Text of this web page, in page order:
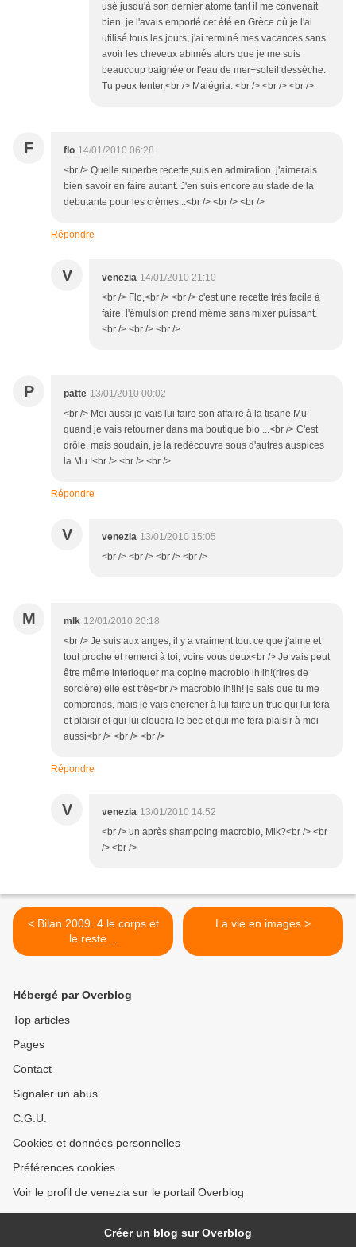
usé jusqu'à son dernier atome tant il me convenait
bien. je l'avais emporté cet été en Grèce où je l'ai
utilisé tous les jours; j'ai terminé mes vacances sans
avoir les cheveux abimés alors que je me suis
beaucoup baignée or l'eau de mer+soleil dessèche.
Tu peux tenter,<br /> Malégria. <br /> <br /> <br />
F flo 14/01/2010 06:28
<br /> Quelle superbe recette,suis en admiration. j'aimerais
bien savoir en faire autant. J'en suis encore au stade de la
debutante pour les crèmes...<br /> <br /> <br />
Répondre
V venezia 14/01/2010 21:10
<br /> Flo,<br /> <br /> c'est une recette très facile à
faire, l'émulsion prend même sans mixer puissant.
<br /> <br /> <br />
P patte 13/01/2010 00:02
<br /> Moi aussi je vais lui faire son affaire à la tisane Mu
quand je vais retourner dans ma boutique bio ...<br /> C'est
drôle, mais soudain, je la redécouvre sous d'autres auspices
la Mu !<br /> <br /> <br />
Répondre
V venezia 13/01/2010 15:05
<br /> <br /> <br /> <br />
M mlk 12/01/2010 20:18
<br /> Je suis aux anges, il y a vraiment tout ce que j'aime et
tout proche et remerci à toi, voire vous deux<br /> Je vais peut
être même interloquer ma copine macrobio ih!ih!(rires de
sorcière) elle est très<br /> macrobio ih!ih! je sais que tu me
comprends, mais je vais chercher à lui faire un truc qui lui fera
et plaisir et qui lui clouera le bec et qui me fera plaisir à moi
aussi<br /> <br /> <br />
Répondre
V venezia 13/01/2010 14:52
<br /> un après shampoing macrobio, Mlk?<br /> <br
/> <br />
< Bilan 2009. 4 le corps et
le reste…
La vie en images >
Hébergé par Overblog
Top articles
Pages
Contact
Signaler un abus
C.G.U.
Cookies et données personnelles
Préférences cookies
Voir le profil de venezia sur le portail Overblog
Créer un blog sur Overblog